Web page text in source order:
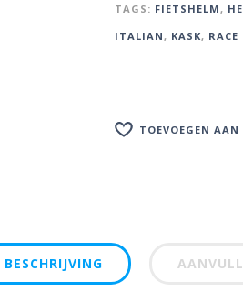
TAGS: FIETSHELM,
ITALIAN, KASK, RACE
TOEVOEGEN AAN
BESCHRIJVING